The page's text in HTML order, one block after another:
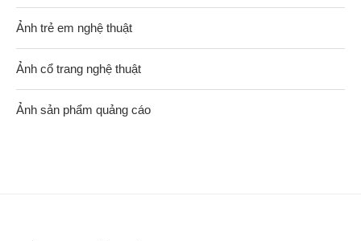
Ảnh trẻ em nghệ thuật
Ảnh cổ trang nghệ thuật
Ảnh sản phẩm quảng cáo